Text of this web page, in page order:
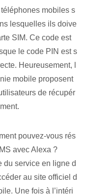
téléphones mobiles s
lesquelles ils doive
SIM. ⁤Ce code est
le code PIN est s
Heureusement, l
mobile proposent
de récupér
pouvez-vous rés
avec Alexa ?
du service en ligne d
au site officiel d
Une fois à l’intéri